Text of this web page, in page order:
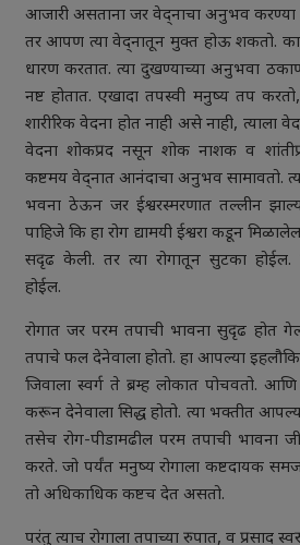
आजारी असताना जर वेद्नाचा अनुभव करण्या
तर आपण त्या वेद्नातून मुक्त होऊ शकतो.
धारण करतात. त्या दुखण्याच्या अनुभवा
नष्ट होतात. एखादा तपस्वी मनुष्य तप करतो,
शारीरिक वेदना होत नाही असे नाही, त्याला
वेदना शोकप्रद नसून शोक नाशक व
कष्टमय वेद्नात आनंदाचा अनुभव सामावतो.
भवना ठेऊन जर ईश्वरस्मरणात तल्लीन
पाहिजे कि हा रोग द्यामयी ईश्वरा कडून
सदृढ केली. तर त्या रोगातून सुटका होईल.
होईल.
रोगात जर परम तपाची भावना सुदृढ होत
तपाचे फल देनेवाला होतो. हा आपल्या
जिवाला स्वर्ग ते ब्रम्ह लोकात पोचवतो.
करून देनेवाला सिद्ध होतो. त्या भक्तीत
तसेच रोग-पीडामढील परम तपाची भावना
करते. जो पर्यंत मनुष्य रोगाला कष्टदायक
तो अधिकाधिक कष्टच देत असतो.
परंतु त्याच रोगाला तपाच्या रुपात, व प्रसाद